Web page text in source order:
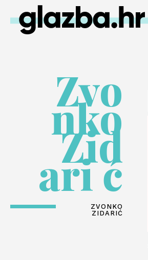
Zvo
nko
Zid
ari ć
ZVONKO
ZIDARIĆ